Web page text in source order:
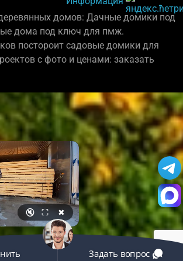
домов: Дачные домики под
дома под ключ для пмж.
постороит садовые домики для
с фото и ценами: заказать
🔇 ⛶ ✖
Задать вопрос